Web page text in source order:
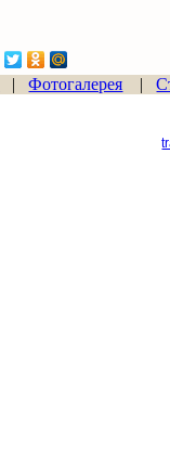
|Фотогалерея |